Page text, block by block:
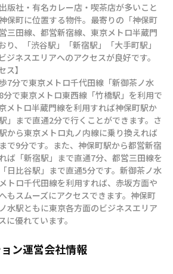
版社・有名カレー店・喫茶店が多いこと
保町に位置する物件。最寄りの「神保町
三田線、都営新宿線、東京メトロ半蔵門
り、「渋谷駅」「新宿駅」「大手町駅」
ジネスエリアへのアクセスが良好です。
ス】
7分で東京メトロ千代田線「新御茶ノ水
分で東京メトロ東西線「竹橋駅」を利用で
メトロ半蔵門線を利用すれば神保町駅か
」まで直通2分で行くことができます。さ
から東京メトロ丸ノ内線に乗り換えれば
まで9分です。また、神保町駅から都営新宿
ば「新宿駅」まで直通7分、都営三田線を
日比谷駅」まで直通5分です。新御茶ノ水
トロ千代田線を利用すれば、赤坂方面や
もスムーズにアクセスできます。神保町
水駅ともに東京各方面のビジネスエリア
に優れています。
ン運営会社情報